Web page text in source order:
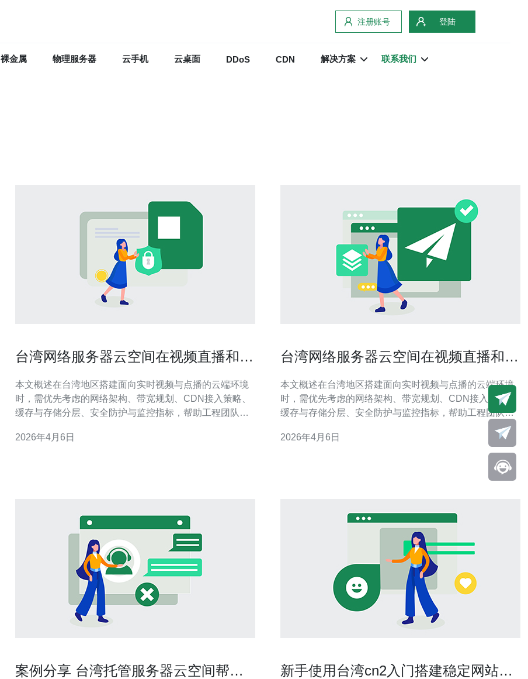
注册账号 登陆
裸金属 物理服务器 云手机 云桌面 DDoS CDN 解决方案 联系我们
台湾网络服务器云空间在视频直播和
本文概述在台湾地区搭建面向实时视频与点播的云端环境
时，需优先考虑的网络架构、带宽规划、CDN接入策略、
缓存与存储分层、安全防护与监控指标，帮助工程团队在
应该考虑哪些物理与网络环境要素? 选择机房位置要考虑
2026年4月6日
台湾网络服务器云空间在视频直播和
本文概述在台湾地区搭建面向实时视频与点播的云端环境
时，需优先考虑的网络架构、带宽规划、CDN接入策略、
缓存与存储分层、安全防护与监控指标，帮助工程团队在
应该考虑哪些物理与网络环境要素? 选择机房位置要考虑
观众分布与运营商互联，优先在台北、台中或高雄具备良
2026年4月6日
案例分享 台湾托管服务器云空间帮助
新手使用台湾cn2入门搭建稳定网站的